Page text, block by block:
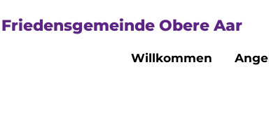
Obere Aar
Willkommen